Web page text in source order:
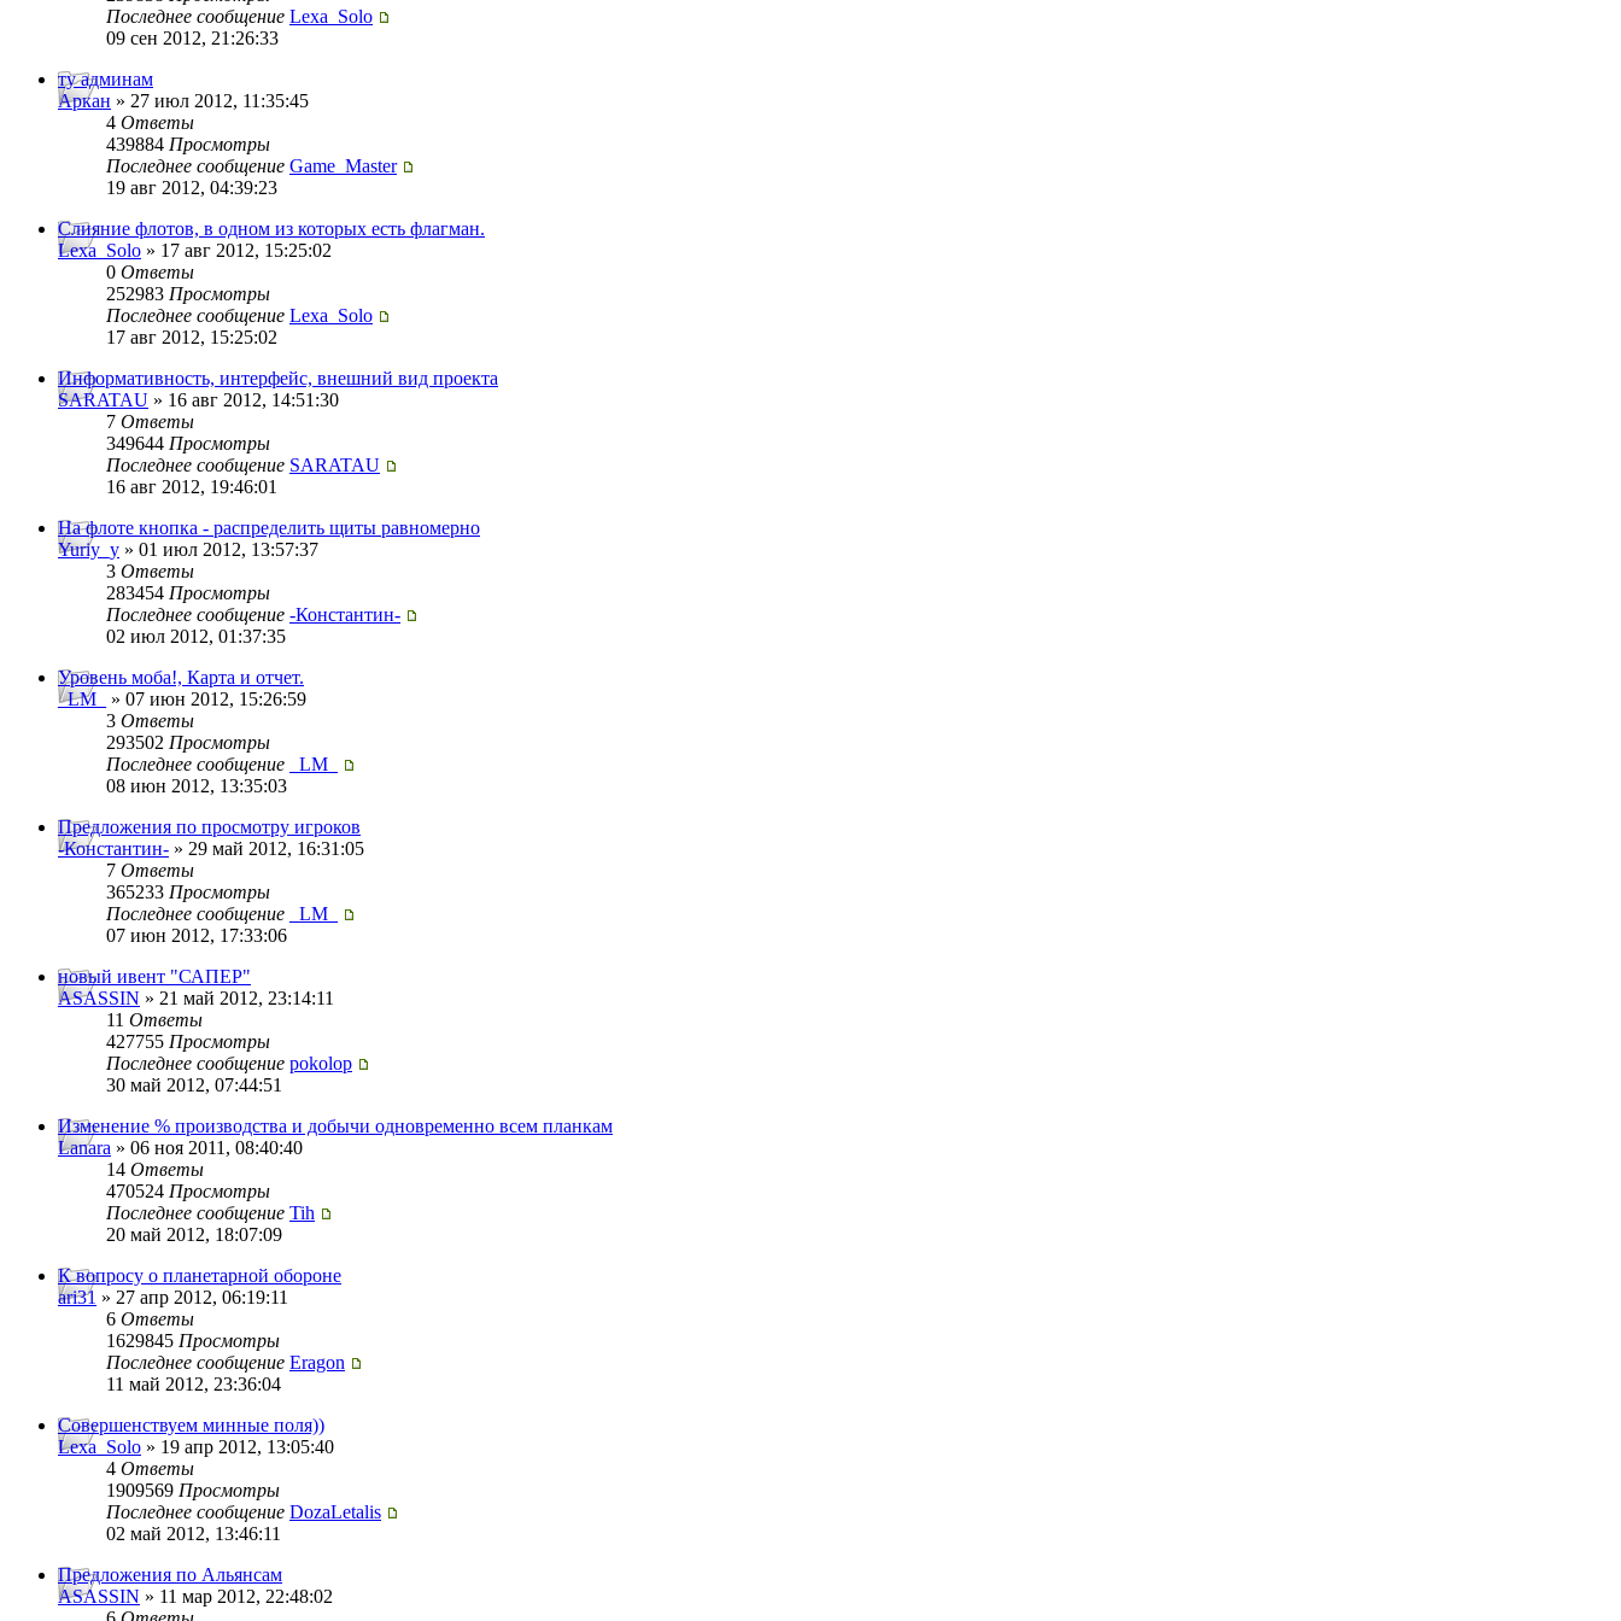
Последнее сообщение Lexa_Solo
09 сен 2012, 21:26:33
ту админам
Аркан » 27 июл 2012, 11:35:45
4 Ответы
439884 Просмотры
Последнее сообщение Game_Master
19 авг 2012, 04:39:23
Слияние флотов, в одном из которых есть флагман.
Lexa_Solo » 17 авг 2012, 15:25:02
0 Ответы
252983 Просмотры
Последнее сообщение Lexa_Solo
17 авг 2012, 15:25:02
Информативность, интерфейс, внешний вид проекта
SARATAU » 16 авг 2012, 14:51:30
7 Ответы
349644 Просмотры
Последнее сообщение SARATAU
16 авг 2012, 19:46:01
На флоте кнопка - распределить щиты равномерно
Yuriy_y » 01 июл 2012, 13:57:37
3 Ответы
283454 Просмотры
Последнее сообщение -Константин-
02 июл 2012, 01:37:35
Уровень моба!, Карта и отчет.
_LM_
» 07 июн 2012, 15:26:59
3 Ответы
293502 Просмотры
Последнее сообщение
_LM_
08 июн 2012, 13:35:03
Предложения по просмотру игроков
-Константин- » 29 май 2012, 16:31:05
7 Ответы
365233 Просмотры
Последнее сообщение
_LM_
07 июн 2012, 17:33:06
новый ивент "САПЕР"
ASASSIN » 21 май 2012, 23:14:11
11 Ответы
427755 Просмотры
Последнее сообщение pokolop
30 май 2012, 07:44:51
Изменение % производства и добычи одновременно всем планкам
Lanara » 06 ноя 2011, 08:40:40
14 Ответы
470524 Просмотры
Последнее сообщение Tih
20 май 2012, 18:07:09
К вопросу о планетарной обороне
ari31 » 27 апр 2012, 06:19:11
6 Ответы
1629845 Просмотры
Последнее сообщение Eragon
11 май 2012, 23:36:04
Совершенствуем минные поля))
Lexa_Solo » 19 апр 2012, 13:05:40
4 Ответы
1909569 Просмотры
Последнее сообщение DozaLetalis
02 май 2012, 13:46:11
Предложения по Альянсам
ASASSIN » 11 мар 2012, 22:48:02